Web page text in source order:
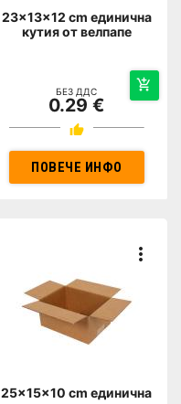
23x13x12 cm единична
кутия от велпапе
БЕЗ ДДС
0.29 €
ПОВЕЧЕ ИНФО
25x15x10 cm единична